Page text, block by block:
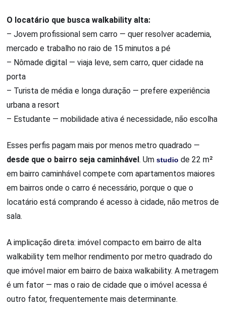
O locatário que busca walkability alta:
– Jovem profissional sem carro — quer resolver academia,
mercado e trabalho no raio de 15 minutos a pé
– Nômade digital — viaja leve, sem carro, quer cidade na
porta
– Turista de média e longa duração — prefere experiência
urbana a resort
– Estudante — mobilidade ativa é necessidade, não escolha
Esses perfis pagam mais por menos metro quadrado —
desde que o bairro seja caminhável. Umstudio de 22 m²
em bairro caminhável compete com apartamentos maiores
em bairros onde o carro é necessário, porque o que o
locatário está comprando é acesso à cidade, não metros de
sala.
A implicação direta: imóvel compacto em bairro de alta
walkability tem melhor rendimento por metro quadrado do
que imóvel maior em bairro de baixa walkability. A metragem
é um fator — mas o raio de cidade que o imóvel acessa é
outro fator, frequentemente mais determinante.